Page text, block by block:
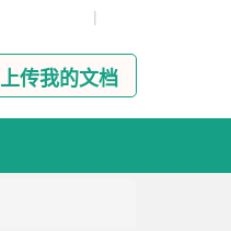
|
上传我的文档